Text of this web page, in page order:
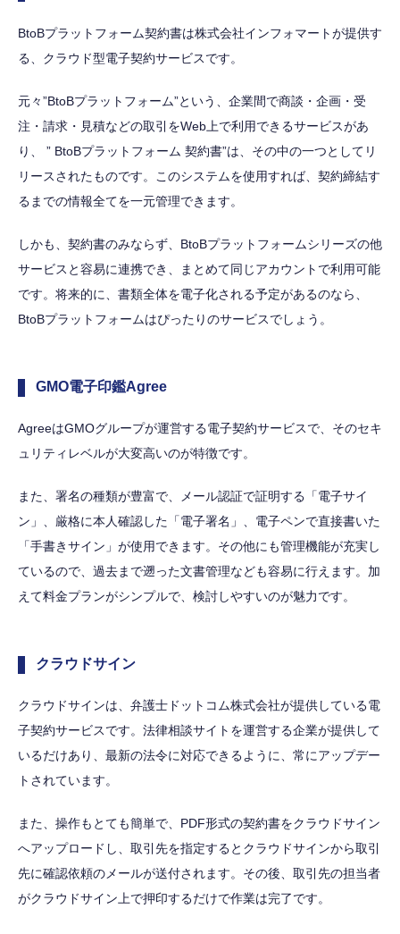
BtoBプラットフォーム契約書は株式会社インフォマートが提供す
る、クラウド型電子契約サービスです。
元々”BtoBプラットフォーム”という、企業間で商談・企画・受
注・請求・見積などの取引をWeb上で利用できるサービスがあ
り、 ” BtoBプラットフォーム 契約書”は、その中の一つとしてリ
リースされたものです。このシステムを使用すれば、契約締結す
るまでの情報全てを一元管理できます。
しかも、契約書のみならず、BtoBプラットフォームシリーズの他
サービスと容易に連携でき、まとめて同じアカウントで利用可能
です。将来的に、書類全体を電子化される予定があるのなら、
BtoBプラットフォームはぴったりのサービスでしょう。
GMO電子印鑑Agree
AgreeはGMOグループが運営する電子契約サービスで、そのセキ
ュリティレベルが大変高いのが特徴です。
また、署名の種類が豊富で、メール認証で証明する「電子サイ
ン」、厳格に本人確認した「電子署名」、電子ペンで直接書いた
「手書きサイン」が使用できます。その他にも管理機能が充実し
ているので、過去まで遡った文書管理なども容易に行えます。加
えて料金プランがシンプルで、検討しやすいのが魅力です。
クラウドサイン
クラウドサインは、弁護士ドットコム株式会社が提供している電
子契約サービスです。法律相談サイトを運営する企業が提供して
いるだけあり、最新の法令に対応できるように、常にアップデー
トされています。
また、操作もとても簡単で、PDF形式の契約書をクラウドサイン
へアップロードし、取引先を指定するとクラウドサインから取引
先に確認依頼のメールが送付されます。その後、取引先の担当者
がクラウドサイン上で押印するだけで作業は完了です。